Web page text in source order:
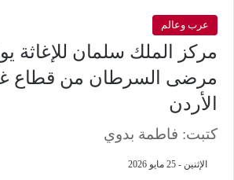
عرب وعالم
مركز الملك سلمان للإغاثة
مرضى السرطان من قطاع
الأردن
كتبت: فاطمة بدوي
الإثنين - 25 مايو 2026